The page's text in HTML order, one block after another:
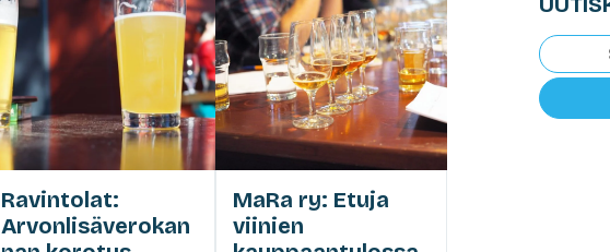
Ravintolat:
Arvonlisäverokan
MaRa ry: Etuja
viinien